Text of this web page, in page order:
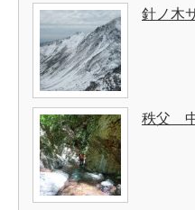
針ノ木
秩父